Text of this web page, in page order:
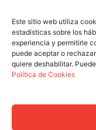
Este sitio web utiliza
estadísticas sobre los
experiencia y permitirle
puede aceptar o
quiere deshabilitar.
Política de Cookies
Actualidad
Destacados